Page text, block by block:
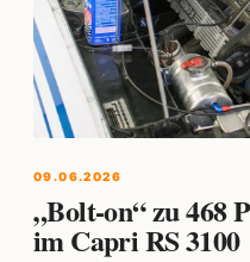
09.06.2026
„Bolt-on“ zu 468
im Capri RS 3100